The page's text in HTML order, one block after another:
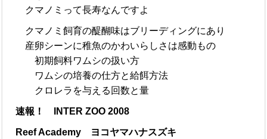
クマノミって長寿なんですよ
クマノミ飼育の醍醐味はブリーディングにあり
産卵シーンに稚魚のかわいらしさは感動もの
初期飼料ワムシの扱い方
ワムシの培養の仕方と給餌方法
クロレラを与える回数と量
速報！ INTER ZOO 2008
Reef Academy ヨコヤマハナスズキ